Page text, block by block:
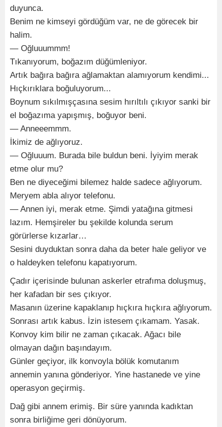
duyunca.
Benim ne kimseyi gördüğüm var, ne de görecek bir
halim.
— Oğluuummm!
Tıkanıyorum, boğazım düğümleniyor.
Artık bağıra bağıra ağlamaktan alamıyorum kendimi...
Hıçkırıklara boğuluyorum...
Boynum sıkılmışçasına sesim hırıltılı çıkıyor sanki bir
el boğazıma yapışmış, boğuyor beni.
— Anneeemmm.
İkimiz de ağlıyoruz.
— Oğluuum. Burada bile buldun beni. İyiyim merak
etme olur mu?
Ben ne diyeceğimi bilemez halde sadece ağlıyorum.
Meryem abla alıyor telefonu.
— Annen iyi, merak etme. Şimdi yatağına gitmesi
lazım. Hemşireler bu şekilde kolunda serum
görürlerse kızarlar…
Sesini duyduktan sonra daha da beter hale geliyor ve
o haldeyken telefonu kapatıyorum.
Çadır içerisinde bulunan askerler etrafıma doluşmuş,
her kafadan bir ses çıkıyor.
Masanın üzerine kapaklanıp hıçkıra hıçkıra ağlıyorum.
Sonrası artık kabus. İzin istesem çıkamam. Yasak.
Konvoy kim bilir ne zaman çıkacak. Ağacı bile
olmayan dağın başındayım.
Günler geçiyor, ilk konvoyla bölük komutanım
annemin yanına gönderiyor. Yine hastanede ve yine
operasyon geçirmiş.
Dağ gibi annem erimiş. Bir süre yanında kadıktan
sonra birliğime geri dönüyorum.